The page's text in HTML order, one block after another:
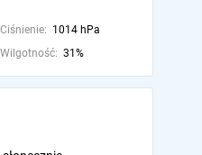
Ciśnienie: 1014 hPa
Wilgotność: 31%